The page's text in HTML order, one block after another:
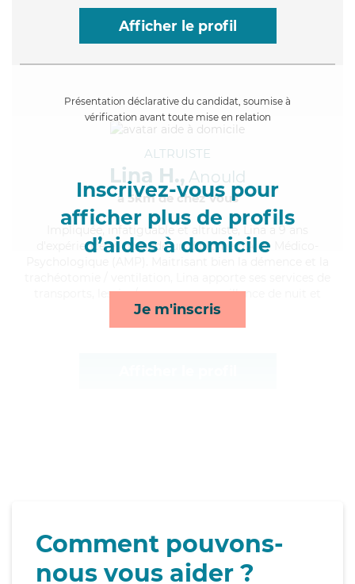
Afficher le profil
Présentation déclarative du candidat, soumise à
vérification avant toute mise en relation
Inscrivez-vous pour
afficher plus de profils
d’aides à domicile
Je m'inscris
ALTRUISTE
Lina H., Anould
à 5km de chez Vous
, infatiguable et altruiste, Lina a 9 ans
d'expérience et possède un diplôme d'Aide Médico-
transports, lessive/repassage, surveillance de nuit et
rappels*
Comment pouvons-
nous vous aider ?